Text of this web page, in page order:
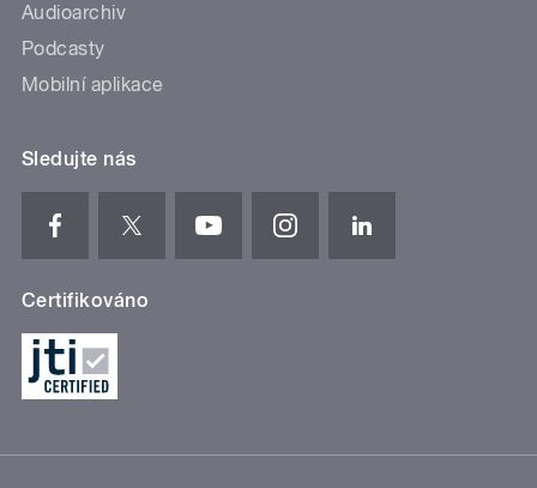
Audioarchiv
Podcasty
Mobilní aplikace
Sledujte nás
Certifikováno